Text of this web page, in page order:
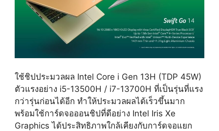
ใช้ชิปประมวลผล Intel Core i Gen 13H (TDP 45W)
ตัวแรงอย่าง i5-13500H / i7-13700H ที่เป็นรุ่นที่แรง
กว่ารุ่นก่อนได้อีก ทำให้ประมวลผลได้เร็วขึ้นมาก
พร้อมใช้การ์ดจอออนชิปที่ดีอย่าง Intel Iris Xe
Graphics ได้ประสิทธิภาพใกล้เคียงกับการ์ดจอแยก